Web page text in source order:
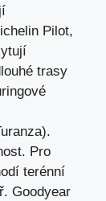
Pilot,
trasy
Pro
terénní
Goodyear